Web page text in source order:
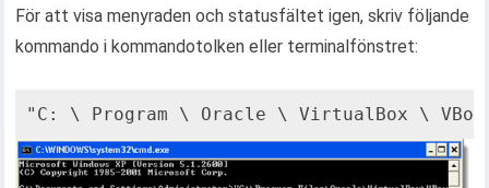
För att visa menyraden och statusfältet igen, skriv följande
kommando i kommandotolken eller terminalfönstret:
"C: \ Program \ Oracle \ VirtualBox \